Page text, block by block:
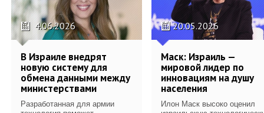
4.06.2026
В Израиле внедрят
новую систему для
обмена данными между
министерствами
Разработанная для армии
20.05.2026
Маск: Израиль —
мировой лидер по
инновациям на душу
населения
Илон Маск высоко оценил